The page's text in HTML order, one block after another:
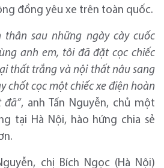
đồng yêu xe trên toàn quốc.
thân sau những ngày cày cuốc
anh em, tôi đã đặt cọc chiếc
thất trắng và nội thất nâu sang
chốt cọc một chiếc xe điện hoàn
đã”, anh Tấn Nguyễn, chủ một
tại Hà Nội, hào hứng chia sẻ
chị Bích Ngọc (Hà Nội)